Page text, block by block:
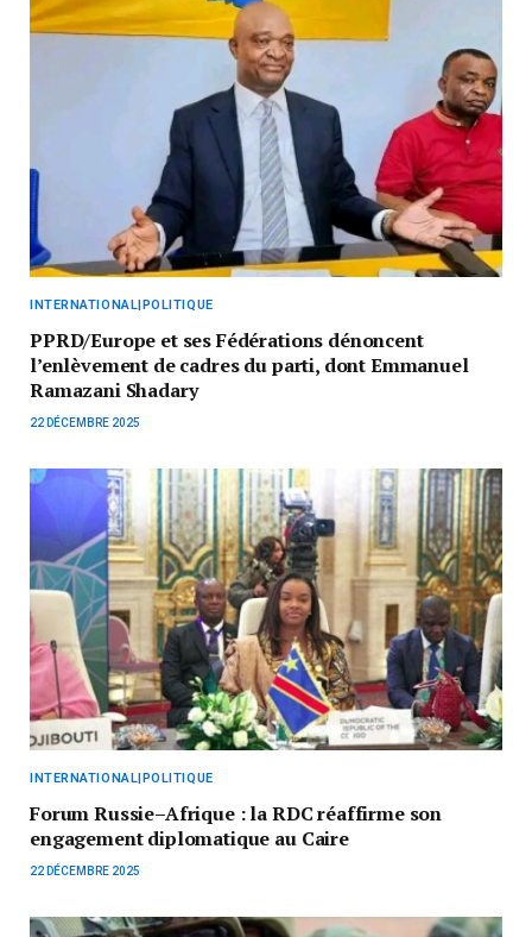
INTERNATIONAL|POLITIQUE
PPRD/Europe et ses Fédérations dénoncent
l’enlèvement de cadres du parti, dont Emmanuel
Ramazani Shadary
22 DÉCEMBRE 2025
INTERNATIONAL|POLITIQUE
Forum Russie–Afrique : la RDC réaffirme son
engagement diplomatique au Caire
22 DÉCEMBRE 2025